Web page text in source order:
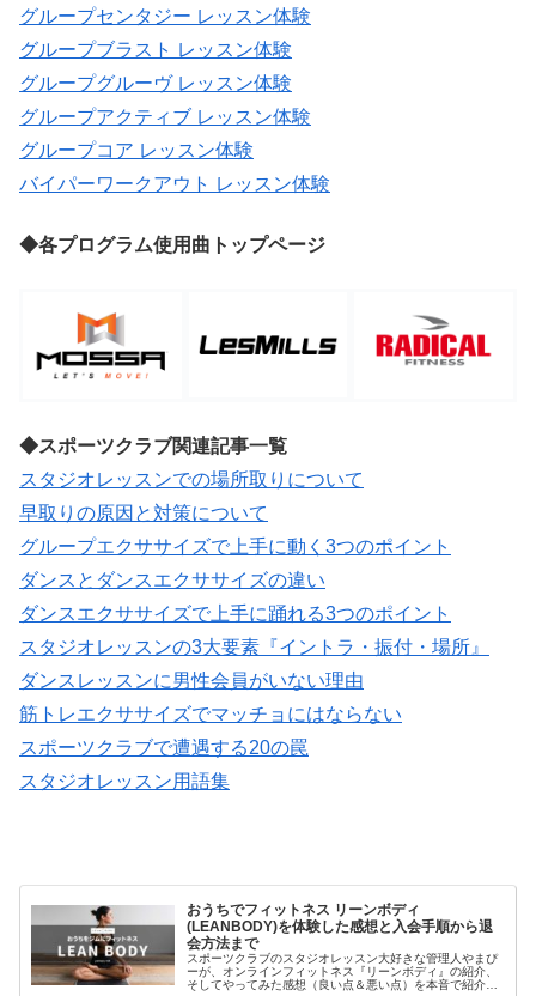
グループセンタジー レッスン体験
グループブラスト レッスン体験
グループグルーヴ レッスン体験
グループアクティブ レッスン体験
グループコア レッスン体験
バイパーワークアウト レッスン体験
◆各プログラム使用曲トップページ
◆スポーツクラブ関連記事一覧
スタジオレッスンでの場所取りについて
早取りの原因と対策について
グループエクササイズで上手に動く3つのポイント
ダンスとダンスエクササイズの違い
ダンスエクササイズで上手に踊れる3つのポイント
スタジオレッスンの3大要素『イントラ・振付・場所』
ダンスレッスンに男性会員がいない理由
筋トレエクササイズでマッチョにはならない
スポーツクラブで遭遇する20の罠
スタジオレッスン用語集
おうちでフィットネス リーンボディ
(LEANBODY)を体験した感想と入会手順から退
会方法まで
スポーツクラブのスタジオレッスン大好きな管理人やまぴ
ーが、オンラインフィットネス『リーンボディ』の紹介、
そしてやってみた感想（良い点＆悪い点）を本音で紹介し